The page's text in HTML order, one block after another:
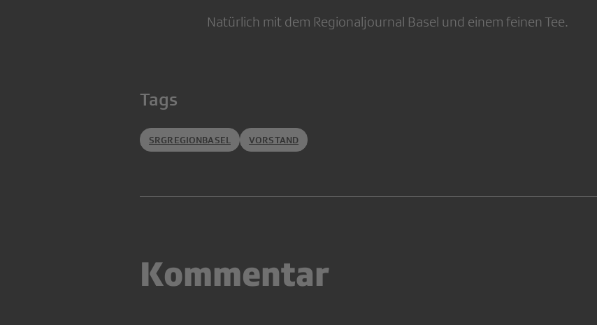
Natürlich mit dem Regionaljournal Basel und einem feinen Tee.
Tags
SRGREGIONBASEL VORSTAND
Kommentar